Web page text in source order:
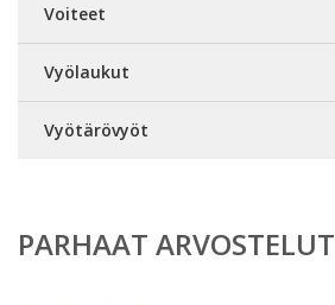
Voiteet
Vyölaukut
Vyötärövyöt
PARHAAT ARVOSTELUT